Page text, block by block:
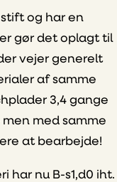
og har en
gør det oplagt til
vejer generelt
af samme
3,4 gange
med samme
at bearbejde!
har nu B-s1,d0 iht.